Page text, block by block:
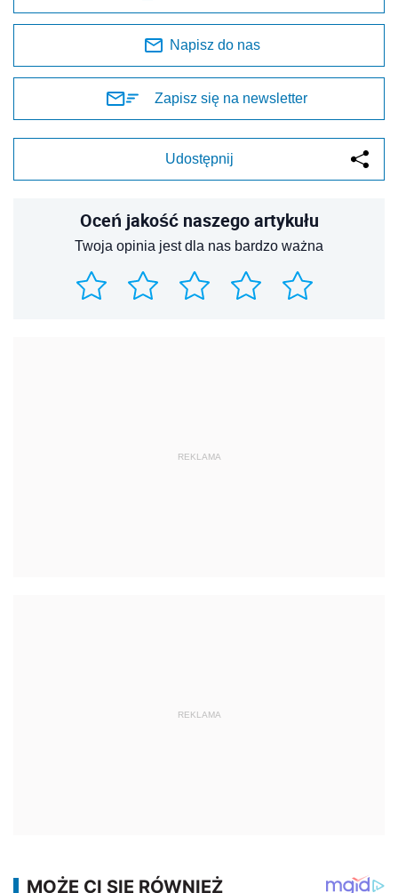
Napisz do nas
Zapisz się na newsletter
Udostępnij
Oceń jakość naszego artykułu
Twoja opinia jest dla nas bardzo ważna
REKLAMA
REKLAMA